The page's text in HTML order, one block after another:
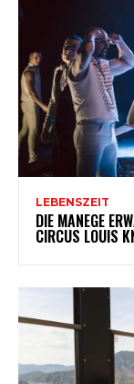
LEBENSZEIT
DIE MANEGE
CIRCUS LOUIS